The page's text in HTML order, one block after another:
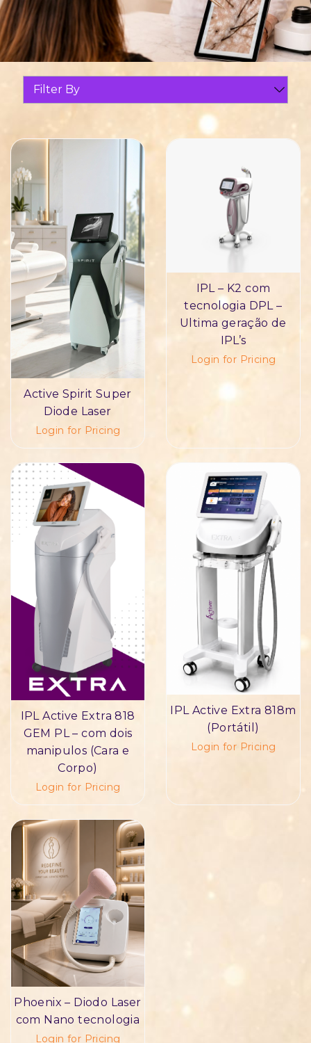
Filter By
Active Spirit Super
Diode Laser
Login for Pricing
IPL – K2 com
tecnologia DPL –
Ultima geração de
IPL’s
Login for Pricing
IPL Active Extra 818
GEM PL – com dois
manipulos (Cara e
Corpo)
Login for Pricing
IPL Active Extra 818m
(Portátil)
Login for Pricing
Phoenix – Diodo Laser
com Nano tecnologia
Login for Pricing